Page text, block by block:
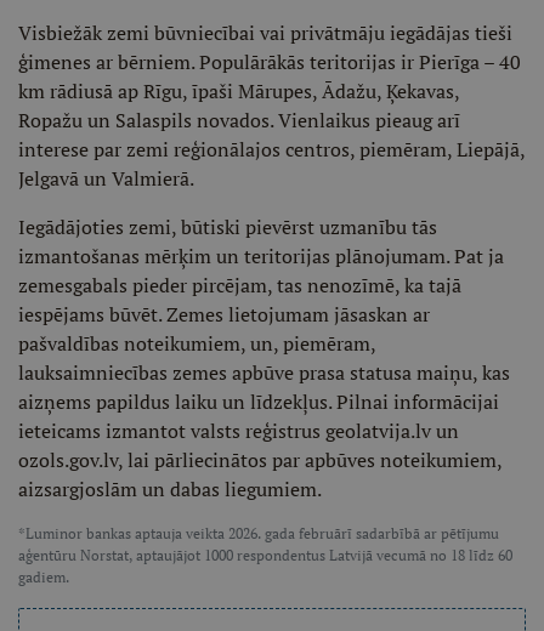
Visbiežāk zemi būvniecībai vai privātmāju iegādājas tieši
ģimenes ar bērniem. Populārākās teritorijas ir Pierīga – 40
km rādiusā ap Rīgu, īpaši Mārupes, Ādažu, Ķekavas,
Ropažu un Salaspils novados. Vienlaikus pieaug arī
interese par zemi reģionālajos centros, piemēram, Liepājā,
Jelgavā un Valmierā.
Iegādājoties zemi, būtiski pievērst uzmanību tās
izmantošanas mērķim un teritorijas plānojumam. Pat ja
zemesgabals pieder pircējam, tas nenozīmē, ka tajā
iespējams būvēt. Zemes lietojumam jāsaskan ar
pašvaldības noteikumiem, un, piemēram,
lauksaimniecības zemes apbūve prasa statusa maiņu, kas
aizņems papildus laiku un līdzekļus. Pilnai informācijai
ieteicams izmantot valsts reģistrus geolatvija.lv un
ozols.gov.lv, lai pārliecinātos par apbūves noteikumiem,
aizsargjoslām un dabas liegumiem.
*Luminor bankas aptauja veikta 2026. gada februārī sadarbībā ar pētījumu
aģentūru Norstat, aptaujājot 1000 respondentus Latvijā vecumā no 18 līdz 60
gadiem.